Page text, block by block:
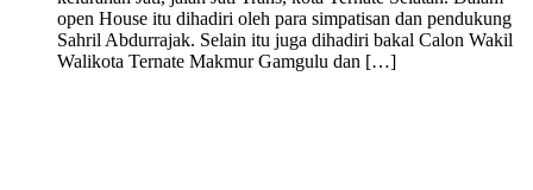
open House itu dihadiri oleh para simpatisan dan pendukung
Sahril Abdurrajak. Selain itu juga dihadiri bakal Calon Wakil
Walikota Ternate Makmur Gamgulu dan […]